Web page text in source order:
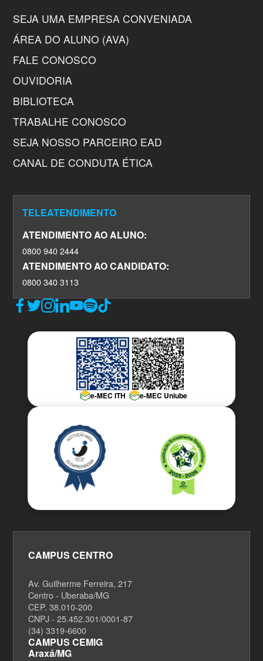
SEJA UMA EMPRESA CONVENIADA
ÁREA DO ALUNO (AVA)
FALE CONOSCO
OUVIDORIA
BIBLIOTECA
TRABALHE CONOSCO
SEJA NOSSO PARCEIRO EAD
CANAL DE CONDUTA ÉTICA
TELEATENDIMENTO
ATENDIMENTO AO ALUNO:
0800 940 2444
ATENDIMENTO AO CANDIDATO:
0800 340 3113
e-MEC ITH e-MEC Uniube
CAMPUS CENTRO
Av. Guilherme Ferreira, 217
Centro - Uberaba/MG
CEP. 38.010-200
CNPJ - 25.452.301/0001-87
(34) 3319-6600
CAMPUS CEMIG
Araxá/MG